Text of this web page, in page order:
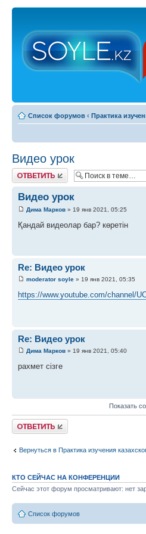
Список форумов ‹ Практика
Видео урок
Ответить
Видео урок
Дима Марков » 19 янв 2021, 05:25
Қандай видеолар бар? көретін
Re: Видео урок
moderator soyle » 19 янв 2021, 05:35
https://www.youtube.com/channel/
Re: Видео урок
Дима Марков » 19 янв 2021, 05:40
рахмет сізге
Показать
Ответить
Вернуться в Практика изучения
КТО СЕЙЧАС НА КОНФЕРЕНЦИИ
Сейчас этот форум просматривают: нет
Список форумов